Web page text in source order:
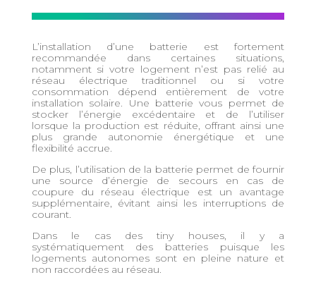
L’installation d’une batterie est fortement
recommandée dans certaines situations,
notamment si votre logement n’est pas relié au
réseau électrique traditionnel ou si votre
consommation dépend entièrement de votre
installation solaire. Une batterie vous permet de
stocker l’énergie excédentaire et de l’utiliser
lorsque la production est réduite, offrant ainsi une
plus grande autonomie énergétique et une
flexibilité accrue.
De plus, l’utilisation de la batterie permet de fournir
une source d’énergie de secours en cas de
coupure du réseau électrique est un avantage
supplémentaire, évitant ainsi les interruptions de
courant.
Dans le cas des tiny houses, il y a
systématiquement des batteries puisque les
logements autonomes sont en pleine nature et
non raccordées au réseau.